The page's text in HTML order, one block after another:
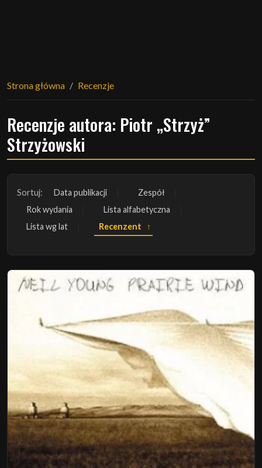
Strona główna Recenzje
Recenzje autora: Piotr „Strzyż”
Strzyżowski
Sortuj: Data publikacji
Zespół
Rok wydania
Lista alfabetyczna
Lista wg lat
Recenzent